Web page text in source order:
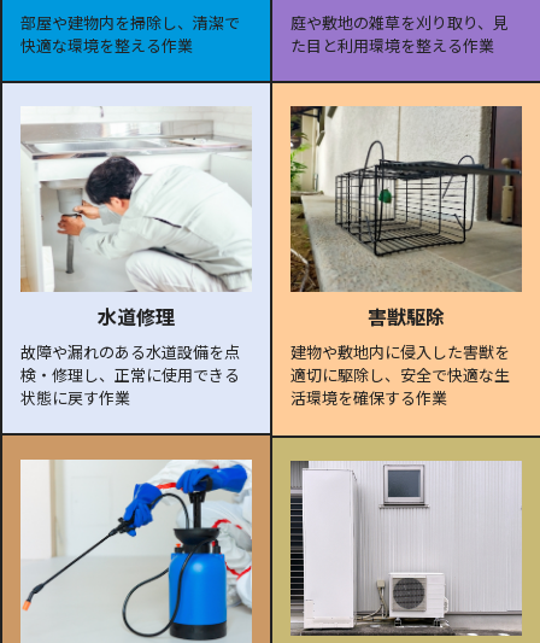
部屋や建物内を掃除し、清潔で
快適な環境を整える作業
庭や敷地の雑草を刈り取り、見
た目と利用環境を整える作業
水道修理
故障や漏れのある水道設備を点
検・修理し、正常に使用できる
状態に戻す作業
害獣駆除
建物や敷地内に侵入した害獣を
適切に駆除し、安全で快適な生
活環境を確保する作業